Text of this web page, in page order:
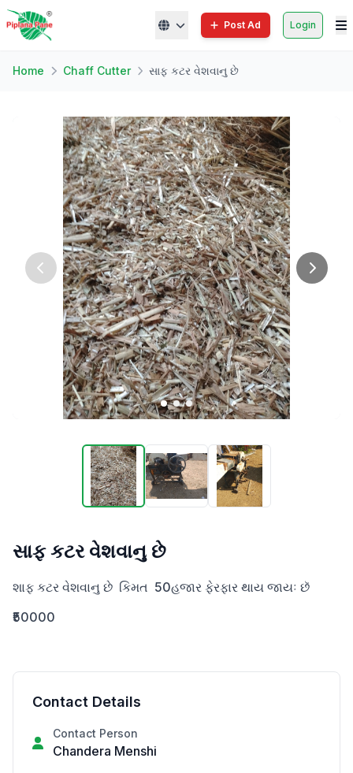
Post Ad Login
Home Chaff Cutter સાફ કટર વેશવાનુ છે
સાફ કટર વેશવાનુ છે
શાફ કટર વેશવાનુ છે  કિમત  50હજાર ફેરફાર થાય જાયઃ છૅ
₹50000
Contact Details
Contact Person
Chandera Menshi